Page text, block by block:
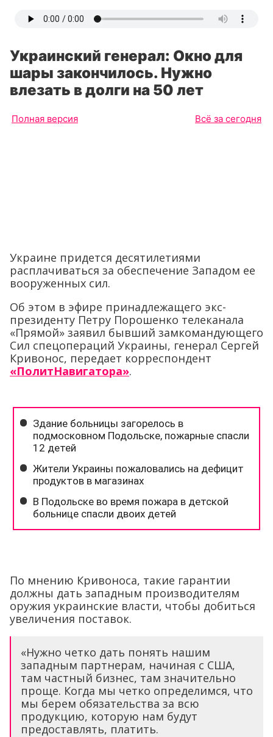
Украинский генерал: Окно для
шары закончилось. Нужно
влезать в долги на 50 лет
Полная версия Всё за сегодня
Украине придется десятилетиями
расплачиваться за обеспечение Западом ее
вооруженных сил.
Об этом в эфире принадлежащего экс-
президенту Петру Порошенко телеканала
«Прямой» заявил бывший замкомандующего
Сил спецопераций Украины, генерал Сергей
Кривонос, передает корреспондент
«ПолитНавигатора».
По мнению Кривоноса, такие гарантии
должны дать западным производителям
оружия украинские власти, чтобы добиться
увеличения поставок.
«Нужно четко дать понять нашим
западным партнерам, начиная с США,
там частный бизнес, там значительно
проще. Когда мы четко определимся, что
мы берем обязательства за всю
продукцию, которую нам будут
предоставлять, платить.